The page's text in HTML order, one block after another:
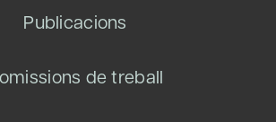
Publicacions
de treball